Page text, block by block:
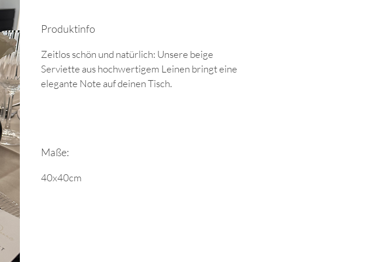
Produktinfo
Zeitlos schön und natürlich: Unsere beige
Serviette aus hochwertigem Leinen bringt eine
elegante Note auf deinen Tisch.
Maße:
40x40cm